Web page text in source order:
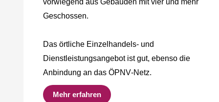
Geschossen.
Das örtliche Einzelhandels‐ und
Dienstleistungsangebot ist gut, ebenso die
Anbindung an das ÖPNV‐Netz.
Mehr erfahren